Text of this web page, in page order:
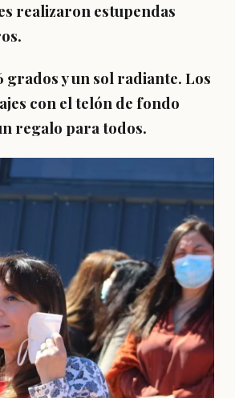
realizaron estupendas
y un sol radiante. Los
con el telón de fondo
regalo para todos.